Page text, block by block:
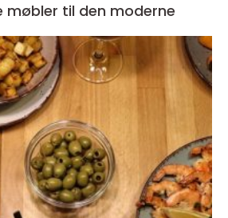
møbler til den moderne